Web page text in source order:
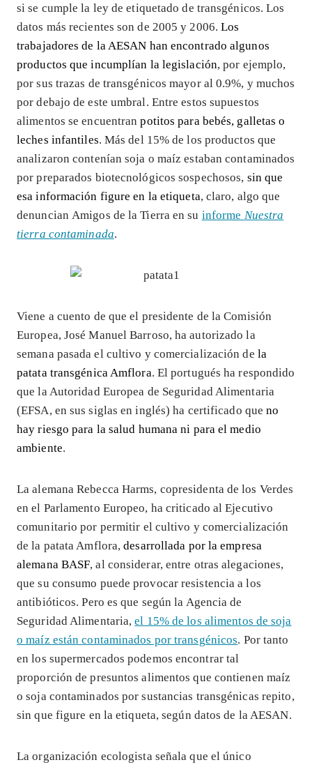
si se cumple la ley de etiquetado de transgénicos. Los
datos más recientes son de 2005 y 2006.Los
trabajadores de la AESAN han encontrado algunos
productos que incumplían la legislación, por ejemplo,
por sus trazas de transgénicos mayor al 0.9%, y muchos
por debajo de este umbral. Entre estos supuestos
alimentos se encuentranpotitos para bebés, galletas o
leches infantiles. Más del 15% de los productos que
analizaron contenían soja o maíz estaban contaminados
por preparados biotecnológicos sospechosos, sin que
esa información figure en la etiqueta, claro, algo que
denuncian Amigos de la Tierra en su informe Nuestra
tierra contaminada.
Viene a cuento de que el presidente de la Comisión
Europea, José Manuel Barroso, ha autorizado la
semana pasada el cultivo y comercialización de la
patata transgénica Amflora. El portugués ha respondido
que la Autoridad Europea de Seguridad Alimentaria
(EFSA, en sus siglas en inglés) ha certificado queno
hay riesgo para la salud humana ni para el medio
ambiente.
La alemana Rebecca Harms, copresidenta de los Verdes
en el Parlamento Europeo, ha criticado al Ejecutivo
comunitario por permitir el cultivo y comercialización
de la patata Amflora,desarrollada por la empresa
alemana BASF, al considerar, entre otras alegaciones,
que su consumo puede provocar resistencia a los
antibióticos. Pero es que según la Agencia de
Seguridad Alimentaria,el 15% de los alimentos de soja
o maíz están contaminados por transgénicos. Por tanto
en los supermercados podemos encontrar tal
proporción de presuntos alimentos que contienen maíz
o soja contaminados por sustancias transgénicas repito,
sin que figure en la etiqueta, según datos de la AESAN.
La organización ecologista señala que el único